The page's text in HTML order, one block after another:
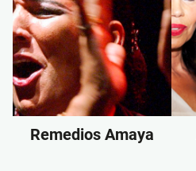
Remedios Amaya